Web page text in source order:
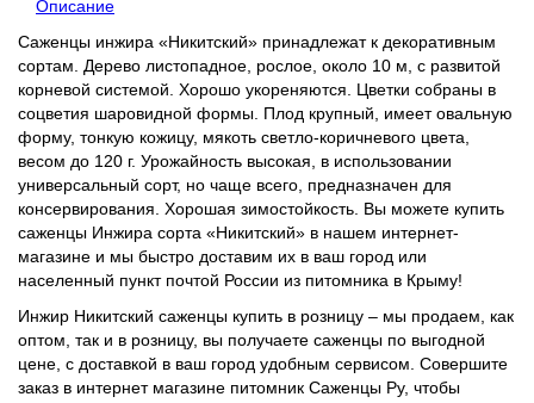
Описание
Саженцы инжира «Никитский» принадлежат к декоративным
сортам. Дерево листопадное, рослое, около 10 м, с развитой
корневой системой. Хорошо укореняются. Цветки собраны в
соцветия шаровидной формы. Плод крупный, имеет овальную
форму, тонкую кожицу, мякоть светло-коричневого цвета,
весом до 120 г. Урожайность высокая, в использовании
универсальный сорт, но чаще всего, предназначен для
консервирования. Хорошая зимостойкость. Вы можете купить
саженцы Инжира сорта «Никитский» в нашем интернет-
магазине и мы быстро доставим их в ваш город или
населенный пункт почтой России из питомника в Крыму!
Инжир Никитский саженцы купить в розницу – мы продаем, как
оптом, так и в розницу, вы получаете саженцы по выгодной
цене, с доставкой в ваш город удобным сервисом. Совершите
заказ в интернет магазине питомник Саженцы Ру, чтобы